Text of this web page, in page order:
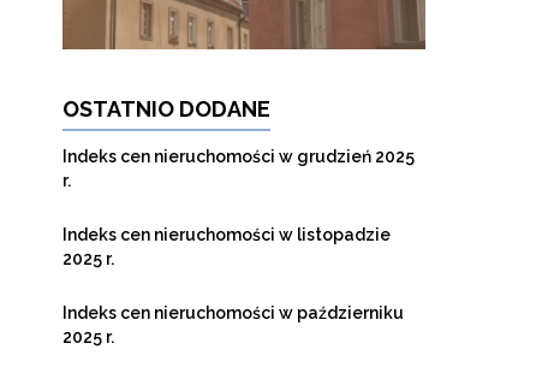
OSTATNIO DODANE
Indeks cen nieruchomości w grudzień 2025
r.
Indeks cen nieruchomości w listopadzie
2025 r.
Indeks cen nieruchomości w październiku
2025 r.